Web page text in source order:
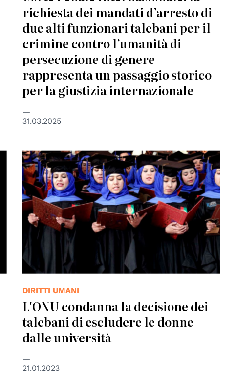
richiesta dei mandati d’arresto di
due alti funzionari talebani per il
crimine contro l’umanità di
persecuzione di genere
rappresenta un passaggio storico
per la giustizia internazionale
31.03.2025
© UNAMA/Fraidoon Poya
DIRITTI UMANI
L'ONU condanna la decisione dei
talebani di escludere le donne
dalle università
21.01.2023